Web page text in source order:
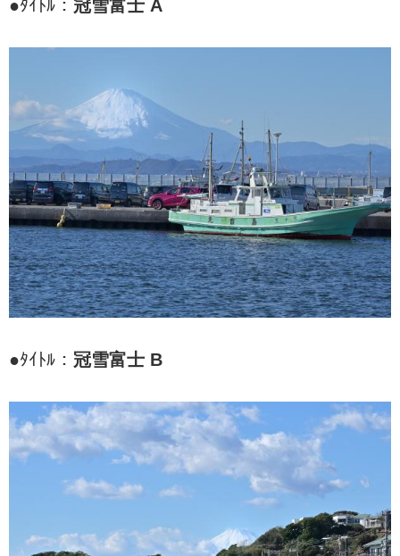
●ﾀｲﾄﾙ： 冠雪富士 A
●ﾀｲﾄﾙ： 冠雪富士 B